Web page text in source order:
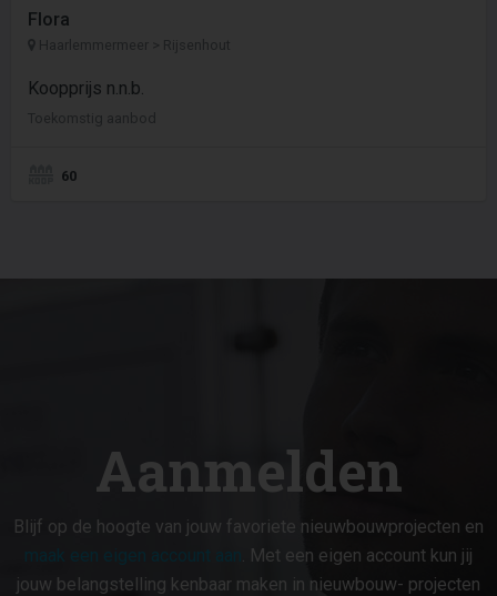
Flora
Haarlemmermeer > Rijsenhout
Koopprijs n.n.b.
Toekomstig aanbod
60
Aanmelden
Blijf op de hoogte van jouw favoriete nieuwbouwprojecten en
. Met een eigen account kun jij
jouw belangstelling kenbaar maken in nieuwbouw- projecten